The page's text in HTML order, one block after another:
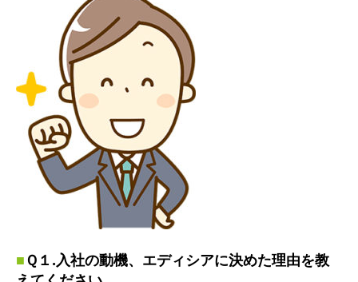
■Ｑ１.入社の動機、エディシアに決めた理由を教